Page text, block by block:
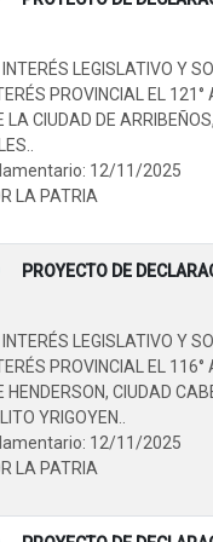
LEGISLATIVO Y
PROVINCIAL EL 121°
LA CIUDAD DE
12/11/2025
LA PATRIA
PROYECTO DE
LEGISLATIVO Y
PROVINCIAL EL 116°
HENDERSON, CIUDAD
YRIGOYEN..
12/11/2025
LA PATRIA